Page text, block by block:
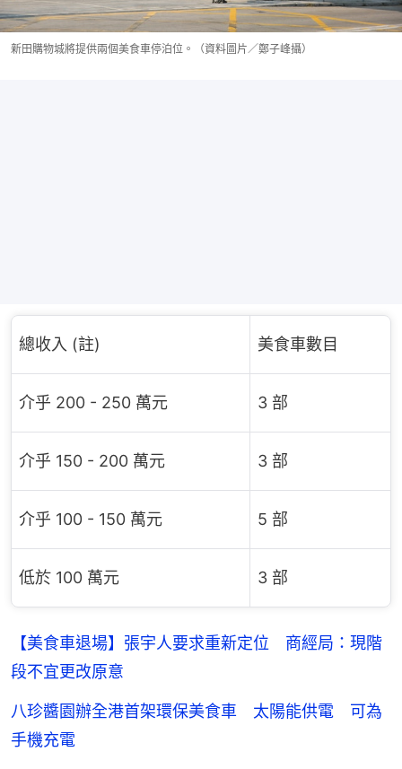
新田購物城將提供兩個美食車停泊位。（資料圖片／鄭子峰攝）
總收入 (註) 美食車數目
介乎 200 - 250 萬元 3 部
介乎 150 - 200 萬元 3 部
介乎 100 - 150 萬元 5 部
低於 100 萬元 3 部
【美食車退場】張宇人要求重新定位 商經局：現階
段不宜更改原意
八珍醬園辦全港首架環保美食車 太陽能供電 可為
手機充電